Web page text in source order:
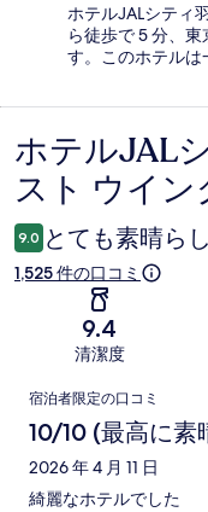
ホテルJALシティ
ら徒歩で 5 分、東
す。このホテルは
口
コ
ミ
ホテルJAL
スト ウイン
9.0 とても素晴ら
1,525 件の口コミ
9.4
清潔度
口
コ
ミ
宿泊者限定の口コミ
10/10 (最高に素
2026 年 4 月 11 日
綺麗なホテルでした